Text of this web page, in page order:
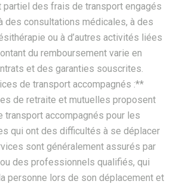
partiel des frais de transport engagés
des consultations médicales, à des
ou à d’autres activités liées
du remboursement varie en
et des garanties souscrites.
de transport accompagnés :**
de retraite et mutuelles proposent
transport accompagnés pour les
qui ont des difficultés à se déplacer
sont généralement assurés par
des professionnels qualifiés, qui
personne lors de son déplacement et